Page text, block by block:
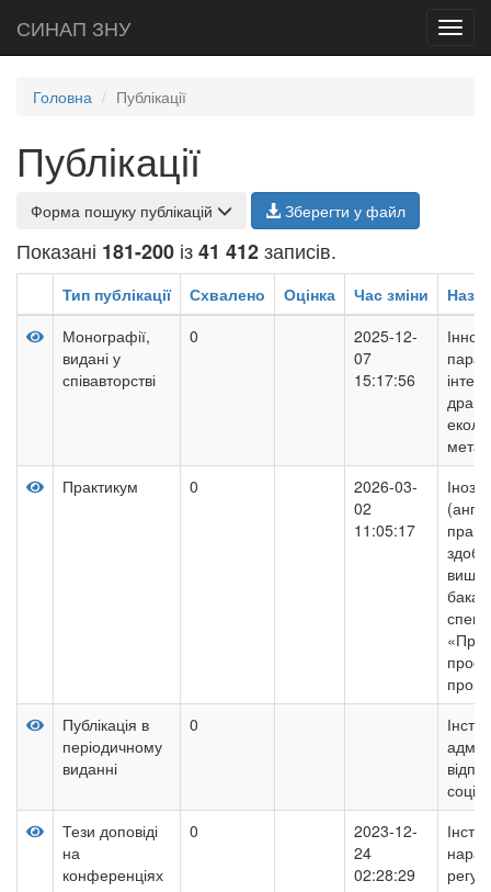
СИНАП ЗНУ
Головна Публікації
Публікації
Форма пошуку публікацій Зберегти у файл
Показані 181-200 із41 412записів.
Тип публікації Схвалено Оцінка Час зміни
Монографії,
видані у
співавторстві
0
2025-12-
07
15:17:56
Практикум
0
2026-03-
02
11:05:17
Публікація в
періодичному
виданні
0
Тези доповіді
на
конференціях
0
2023-12-
24
02:28:29